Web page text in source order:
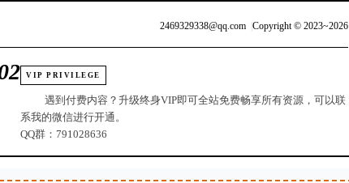
2469329338@qq.com Copyright © 2023~2026
VIP PRIVILEGE
遇到付费内容？升级终身VIP即可全站免费畅享所有资源，可以联
系我的微信进行开通。
QQ群：791028636